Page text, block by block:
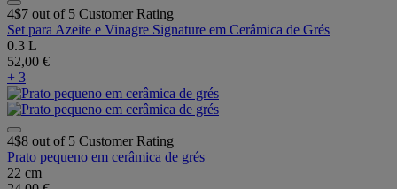
4$7 out of 5 Customer Rating
Set para Azeite e Vinagre Signature em Cerâmica de Grés
0.3 L
52,00 €
+ 3
4$8 out of 5 Customer Rating
Prato pequeno em cerâmica de grés
22 cm